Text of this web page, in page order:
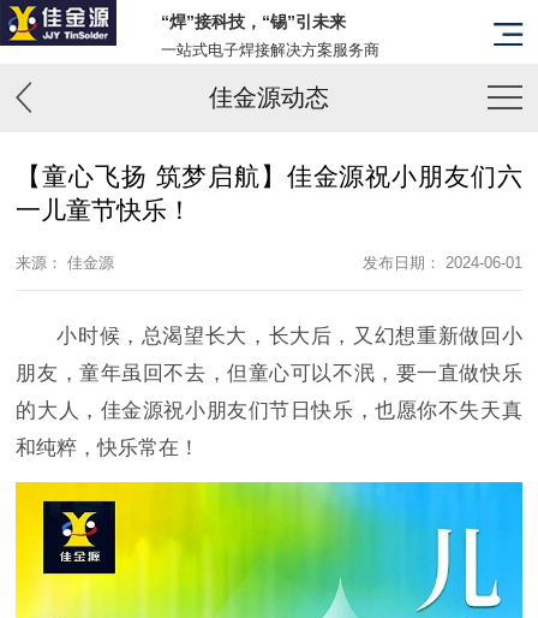
“焊”接科技，“锡”引未来
一站式电子焊接解决方案服务商
佳金源动态
【童心飞扬 筑梦启航】佳金源祝小朋友们六
一儿童节快乐！
来源： 佳金源 发布日期： 2024-06-01
小时候，总渴望长大，长大后，又幻想重新做回小
朋友，童年虽回不去，但童心可以不泯，要一直做快乐
的大人，佳金源祝小朋友们节日快乐，也愿你不失天真
和纯粹，快乐常在！